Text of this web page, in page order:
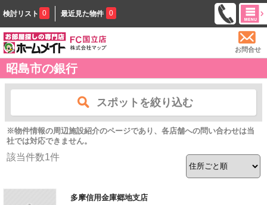
検討リスト 0 最近見た物件 0
お問合せ
昭島市の銀行
スポットを絞り込む
※物件情報の周辺施設紹介のページであり、各店舗への問い合わせは当
社では対応できません。
該当件数1件
多摩信用金庫郷地支店